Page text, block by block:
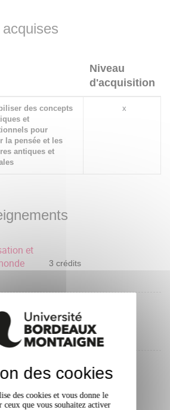
Niveau
d'acquisition
des concepts
et
pour
la pensée et les
antiques et
x
et
3 crédits
et
3 crédits
des cookies
des cookies et vous donne le
ceux que vous souhaitez activer